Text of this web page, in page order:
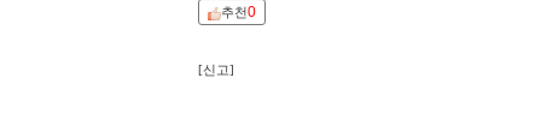
추천0
[신고]